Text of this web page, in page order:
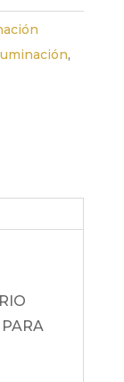
,